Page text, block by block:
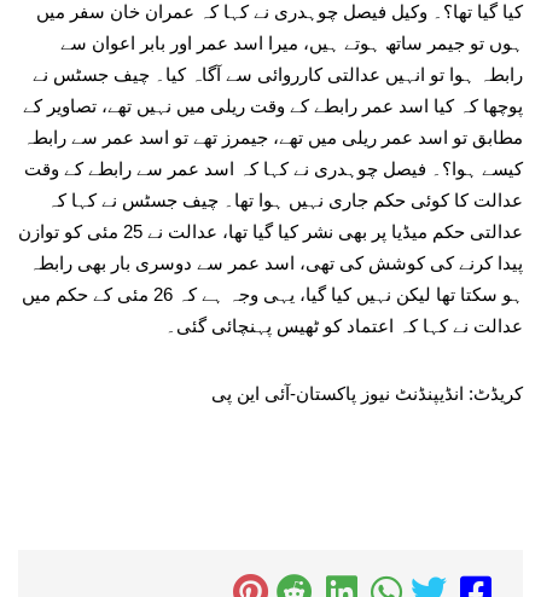
کیا گیا تھا؟۔ وکیل فیصل چوہدری نے کہا کہ عمران خان سفر میں
ہوں تو جیمر ساتھ ہوتے ہیں، میرا اسد عمر اور بابر اعوان سے
رابطہ ہوا تو انہیں عدالتی کارروائی سے آگاہ کیا۔ چیف جسٹس نے
پوچھا کہ کیا اسد عمر رابطے کے وقت ریلی میں نہیں تھے، تصاویر کے
مطابق تو اسد عمر ریلی میں تھے، جیمرز تھے تو اسد عمر سے رابطہ
کیسے ہوا؟۔ فیصل چوہدری نے کہا کہ اسد عمر سے رابطے کے وقت
عدالت کا کوئی حکم جاری نہیں ہوا تھا۔ چیف جسٹس نے کہا کہ
عدالتی حکم میڈیا پر بھی نشر کیا گیا تھا، عدالت نے 25 مئی کو توازن
پیدا کرنے کی کوشش کی تھی، اسد عمر سے دوسری بار بھی رابطہ
ہو سکتا تھا لیکن نہیں کیا گیا، یہی وجہ ہے کہ 26 مئی کے حکم میں
عدالت نے کہا کہ اعتماد کو ٹھیس پہنچائی گئی۔
کریڈٹ: انڈیپنڈنٹ نیوز پاکستان-آئی این پی